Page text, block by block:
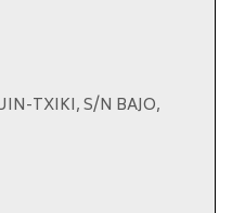
TXIKI, S/N BAJO,